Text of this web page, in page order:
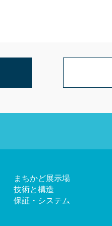
まちかど展示場
技術と構造
保証・システム